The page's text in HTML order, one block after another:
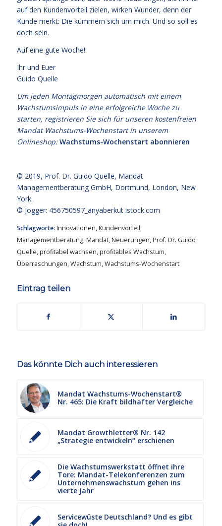
auf den Kundenvorteil zielen, wirken Wunder, denn der
Kunde merkt: Die kümmern sich um mich. Und so soll es
doch sein.
Auf eine gute Woche!
Ihr und Euer
Guido Quelle
Um jeden Montagmorgen automatisch mit einem
Wachstumsimpuls in eine erfolgreiche Woche zu
starten, registrieren Sie sich für unseren kostenfreien
Mandat Wachstums-Wochenstart in unserem
Onlineshop:Wachstums-Wochenstart abonnieren
© 2019, Prof. Dr. Guido Quelle, Mandat
Managementberatung GmbH, Dortmund, London, New
York.
© Jogger: 456750597_anyaberkut istock.com
Schlagworte: Innovationen,Kundenvorteil,
Managementberatung,Mandat,Neuerungen,Prof. Dr. Guido
Quelle,profitabel wachsen,profitables Wachstum,
Überraschungen,Wachstum,Wachstums-Wochenstart
Eintrag teilen
Das könnte Dich auch interessieren
Mandat Wachstums-Wochenstart®
Nr. 465: Die Kraft bildhafter Vergleiche
Mandat Growthletter® Nr. 142
„Strategie entwickeln“ erschienen
Die Wachstumswerkstatt öffnet ihre
Tore: Mandat-Telekonferenzen zum
Unternehmenswachstum gehen ins
vierte Jahr
Servicewüste Deutschland? Und es gibt